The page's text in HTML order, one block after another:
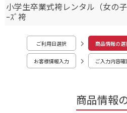
商品情報
小学生卒業式袴レンタル（女の
ｰｽﾞ袴
ご利用日選択 商品情報の選
お客様情報入力 ご入力内容確